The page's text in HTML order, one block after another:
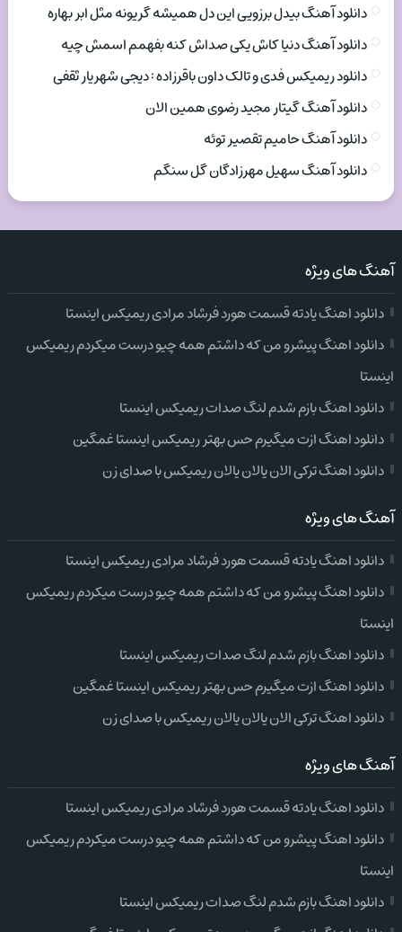
دانلود آهنگ بیدل برزویی این دل همیشه گریونه مثل ابر بهاره
دانلود آهنگ دنیا کاش یکی صداش کنه بفهمم اسمش چیه
دانلود ریمیکس فدی و تالک داون باقرزاده : دیجی شهریار ثقفی
دانلود آهنگ گیتار مجید رضوی همین الان
دانلود آهنگ حامیم تقصیر توئه
دانلود آهنگ سهیل مهرزادگان گل سنگم
آهنگ های ویژه
دانلود اهنگ یادته قسمت هورد فرشاد مرادی ریمیکس اینستا
دانلود اهنگ پیشرو من که داشتم همه چیو درست میکردم ریمیکس
اینستا
دانلود اهنگ بازم شدم لنگ صدات ریمیکس اینستا
دانلود اهنگ ازت میگیرم حس بهتر ریمیکس اینستا غمگین
دانلود اهنگ ترکی الان یالان یالان ریمیکس با صدای زن
آهنگ های ویژه
دانلود اهنگ یادته قسمت هورد فرشاد مرادی ریمیکس اینستا
دانلود اهنگ پیشرو من که داشتم همه چیو درست میکردم ریمیکس
اینستا
دانلود اهنگ بازم شدم لنگ صدات ریمیکس اینستا
دانلود اهنگ ازت میگیرم حس بهتر ریمیکس اینستا غمگین
دانلود اهنگ ترکی الان یالان یالان ریمیکس با صدای زن
آهنگ های ویژه
دانلود اهنگ یادته قسمت هورد فرشاد مرادی ریمیکس اینستا
دانلود اهنگ پیشرو من که داشتم همه چیو درست میکردم ریمیکس
اینستا
دانلود اهنگ بازم شدم لنگ صدات ریمیکس اینستا